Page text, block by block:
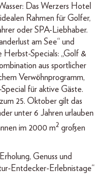
Das Werzers Hotel
Rahmen für Golfer,
oder SPA-Liebhaber.
am See“ und
Herbst-Specials: „Golf &
aus sportlicher
Verwöhnprogramm,
Special für aktive Gäste.
25. Oktober gilt das
unter 6 Jahren urlauben
im 2000 m2 großen
Erholung, Genuss und
Entdecker-Erlebnistage“